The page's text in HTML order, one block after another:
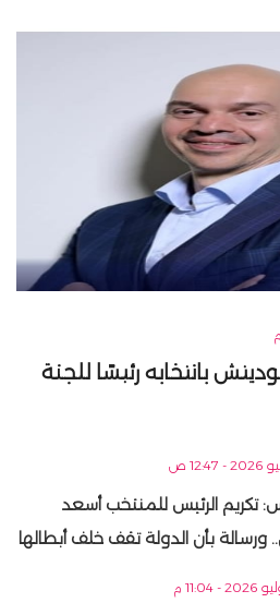
بانتخابه رئيسًا للجنة
تكريم الرئيس للمنتخب أسعد
ورسالة بأن الدولة تقف خلف أبطالها